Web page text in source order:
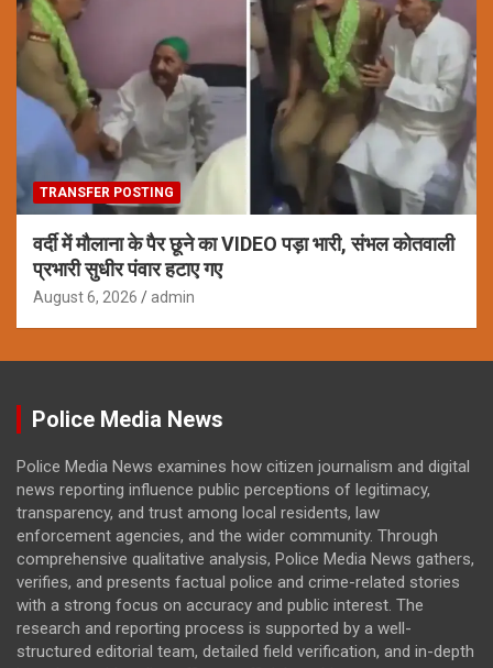
TRANSFER POSTING
वर्दी में मौलाना के पैर छूने का VIDEO पड़ा भारी, संभल कोतवाली
प्रभारी सुधीर पंवार हटाए गए
August 6, 2026 admin
Police Media News
Police Media News examines how citizen journalism and digital
news reporting influence public perceptions of legitimacy,
transparency, and trust among local residents, law
enforcement agencies, and the wider community. Through
comprehensive qualitative analysis, Police Media News gathers,
verifies, and presents factual police and crime-related stories
with a strong focus on accuracy and public interest. The
research and reporting process is supported by a well-
structured editorial team, detailed field verification, and in-depth